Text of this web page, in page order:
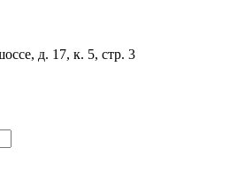
д. 17, к. 5, стр. 3